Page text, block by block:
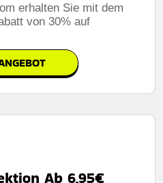
erhalten Sie mit dem
von 30% auf
Ab 6,95€